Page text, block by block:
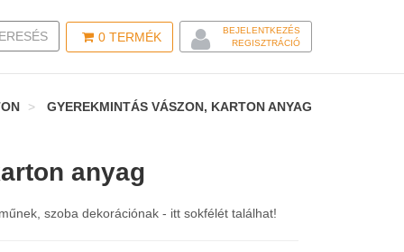
0 TERMÉK
BEJELENTKEZÉS
REGISZTRÁCIÓ
SEARCH
GYEREKMINTÁS VÁSZON, KARTON ANYAG
anyag
szoba dekorációnak - itt sokfélét találhat!